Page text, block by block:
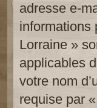
adresse e-
informations
Lorraine »
applicables
votre nom
requise par